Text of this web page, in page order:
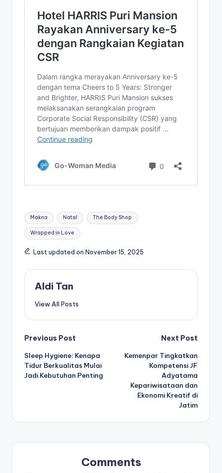
Tags:
Makna Natal The Body Shop
Wrapped in Love
Last updated on November 15, 2025
Aldi Tan
View All Posts
Post
navigation
Previous Post
Sleep Hygiene: Kenapa
Tidur Berkualitas Mulai
Jadi Kebutuhan Penting
Next Post
Kemenpar Tingkatkan
Kompetensi JF
Adyatama
Kepariwisataan dan
Ekonomi Kreatif di
Jatim
Comments